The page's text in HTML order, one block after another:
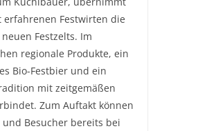
erfahrenen Festwirten die
Festzelts. Im
regionale Produkte, ein
Bio-Festbier und ein
mit zeitgemäßen
Zum Auftakt können
Besucher bereits bei